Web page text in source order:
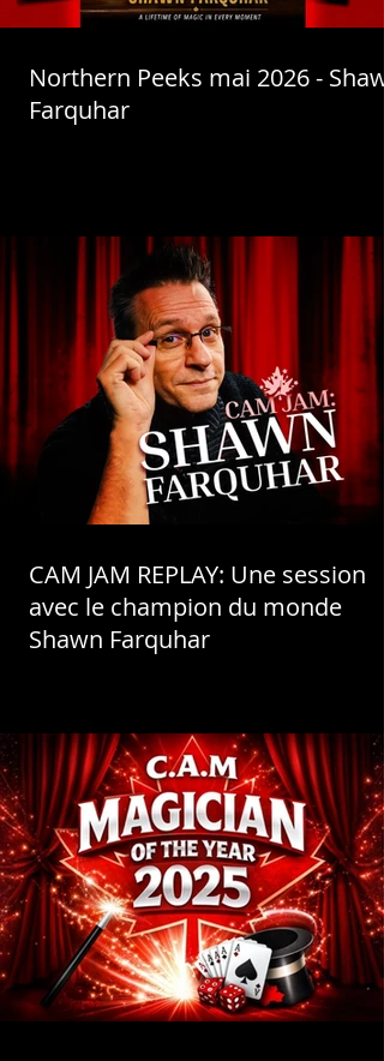
Northern Peeks mai 2026 -
Farquhar
CAM JAM REPLAY: Une session
avec le champion du monde
Shawn Farquhar